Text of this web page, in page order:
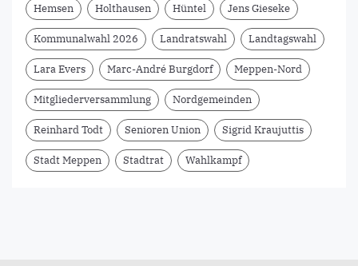
Hemsen Holthausen Hüntel Jens Gieseke
Kommunalwahl 2026 Landratswahl Landtagswahl
Lara Evers Marc-André Burgdorf Meppen-Nord
Mitgliederversammlung Nordgemeinden
Reinhard Todt Senioren Union Sigrid Kraujuttis
Stadt Meppen Stadtrat Wahlkampf